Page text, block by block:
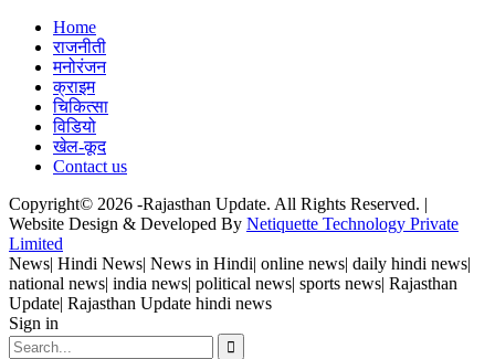
Home
राजनीती
मनोरंजन
क्राइम
चिकित्सा
विडियो
खेल-कूद
Contact us
Copyright© 2026 -Rajasthan Update. All Rights Reserved. |
Website Design & Developed By Netiquette Technology Private
Limited
News| Hindi News| News in Hindi| online news| daily hindi news|
national news| india news| political news| sports news| Rajasthan
Update| Rajasthan Update hindi news
Sign in